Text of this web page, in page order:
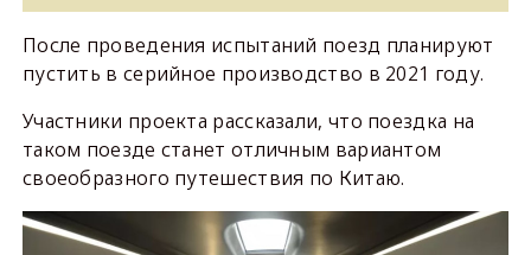
После проведения испытаний поезд планируют
пустить в серийное производство в 2021 году.
Участники проекта рассказали, что поездка на
таком поезде станет отличным вариантом
своеобразного путешествия по Китаю.